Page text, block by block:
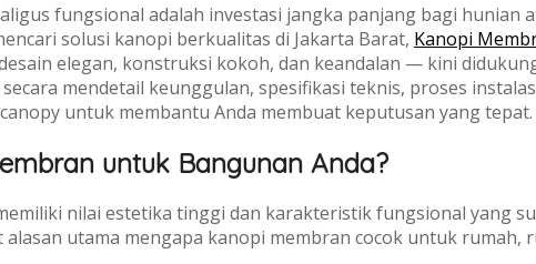
fungsional adalah investasi jangka panjang bagi hunian
solusi kanopi berkualitas di Jakarta Barat, Kanopi
elegan, konstruksi kokoh, dan keandalan — kini
mendetail keunggulan, spesifikasi teknis, proses
untuk membantu Anda membuat keputusan yang tepat.
untuk Bangunan Anda?
nilai estetika tinggi dan karakteristik fungsional yang
utama mengapa kanopi membran cocok untuk rumah,